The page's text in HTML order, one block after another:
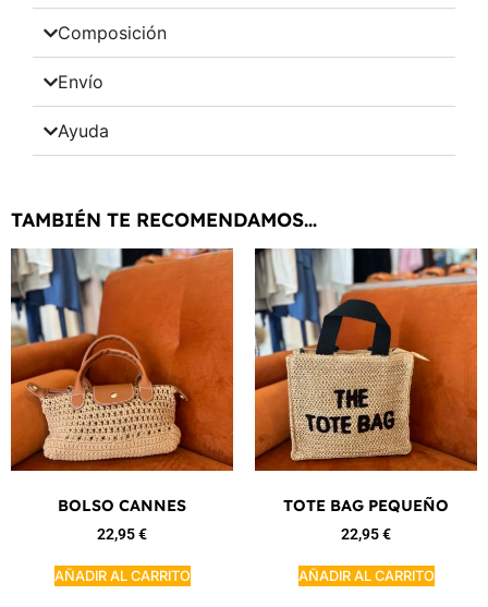
Composición
Envío
Ayuda
TAMBIÉN TE RECOMENDAMOS…
BOLSO CANNES
22,95€
AÑADIR AL CARRITO
TOTE BAG PEQUEÑO
22,95€
AÑADIR AL CARRITO